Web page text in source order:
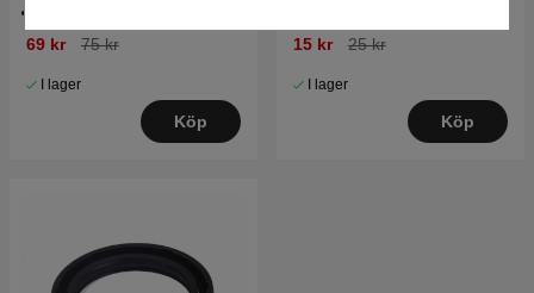
69 kr 75 kr
I lager
Köp
15 kr 25 kr
I lager
Köp